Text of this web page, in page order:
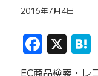
2016年7月4日
X
EC商品検索・レ